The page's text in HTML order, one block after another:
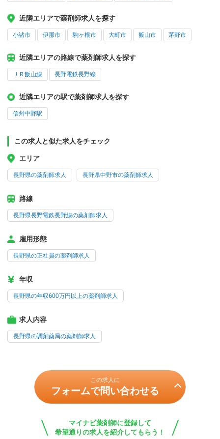
近隣エリアで薬剤師求人を探す
小諸市 伊那市 駒ヶ根市 大町市 飯山市 茅野市
近隣エリアの路線で薬剤師求人を探す
ＪＲ飯山線 長野電鉄長野線
近隣エリアの駅で薬剤師求人を探す
信州中野駅
この求人と似た求人をチェック
エリア
長野県の薬剤師求人 長野県中野市の薬剤師求人
路線
長野県長野電鉄長野線の薬剤師求人
雇用形態
長野県の正社員の薬剤師求人
年収
長野県の年収600万円以上の薬剤師求人
求人内容
長野県の調剤薬局の薬剤師求人
この求人に
フォームで問い合わせる
マイナビ薬剤師に登録して
希望通りの求人を紹介してもらう！